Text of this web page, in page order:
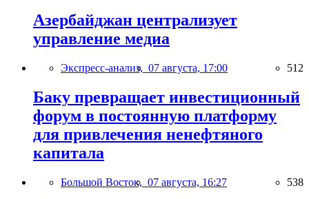
Азербайджан централизует
управление медиа
Экспресс-анализ, 07 августа, 17:00 512
Баку превращает инвестиционный
форум в постоянную платформу
для привлечения ненефтяного
капитала
Большой Восток, 07 августа, 16:27 538